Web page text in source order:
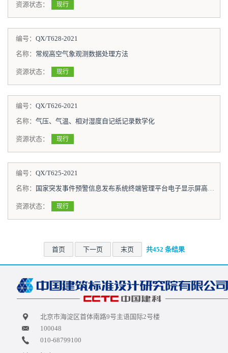
资源状态： 现行
编号： QX/T628-2021
名称： 常规高空气象观测数据处理方法
资源状态： 现行
编号： QX/T626-2021
名称： 气压、气温、相对湿度自记纸记录数学化
资源状态： 现行
编号： QX/T625-2021
名称：
国家突发事件预警信息发布系统终端管理平台电子显示屏高音喇叭管理系统接入协议
资源状态： 现行
首页 下一页 末页 共452 条结果
北京市海淀区首体南路9号主语国际2号楼
100048
010-68799100